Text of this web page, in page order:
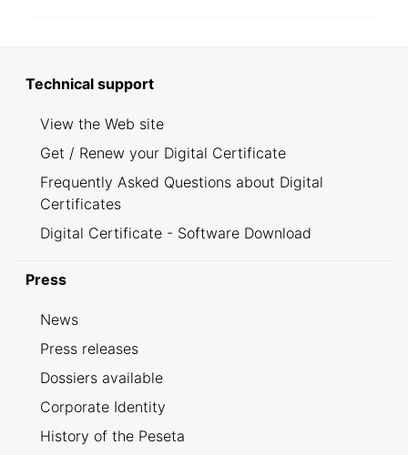
Technical support
View the Web site
Get / Renew your Digital Certificate
Frequently Asked Questions about Digital
Certificates
Digital Certificate - Software Download
Press
News
Press releases
Dossiers available
Corporate Identity
History of the Peseta